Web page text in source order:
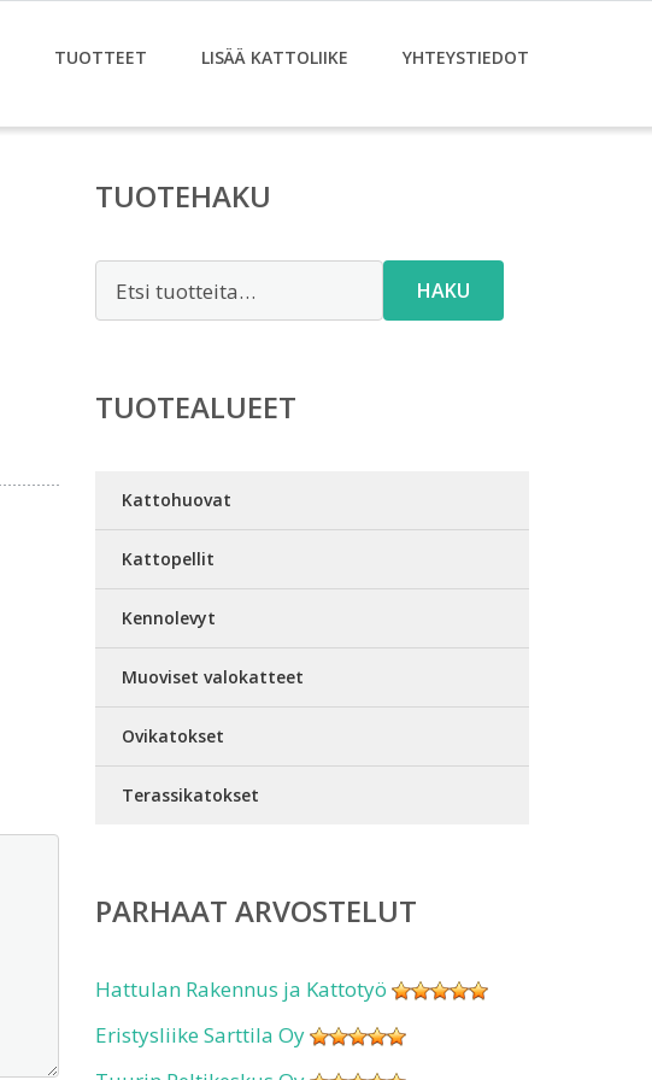
TUOTTEET LISÄÄ KATTOLIIKE YHTEYSTIEDOT
TUOTEHAKU
HAKU
TUOTEALUEET
Kattohuovat
Kattopellit
Kennolevyt
Muoviset valokatteet
Ovikatokset
Terassikatokset
PARHAAT ARVOSTELUT
Hattulan Rakennus ja Kattotyö
Eristysliike Sarttila Oy